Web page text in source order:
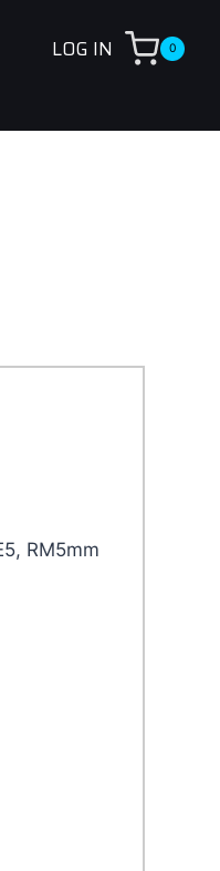
LOG IN 0
RM5mm